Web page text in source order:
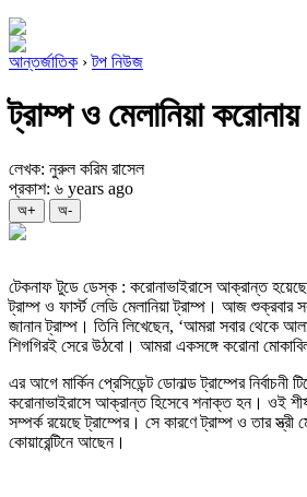
আন্তর্জাতিক ›টপ নিউজ
ট্রাম্প ও মেলানিয়া
লেখক: নুরুল করিম রাসেল
প্রকাশ: ৬ years ago
অ+ অ-
টেকনাফ টুডে ডেস্ক : করোনাভাইরাসে আক্রান্ত হয়েছেন
ট্রাম্প ও ফার্স্ট লেডি মেলানিয়া ট্রাম্প। আজ শুক্রবার
জানান ট্রাম্প। তিনি লিখেছেন, ‘আমরা সবার থেকে
শিগগিরই সেরে উঠবো। আমরা একসঙ্গে করোনা
এর আগে মার্কিন প্রেসিডেন্ট ডোনাল্ড ট্রাম্পের নির্বাচনী
করোনাভাইরাসে আক্রান্ত হিসেবে শনাক্ত হন। ওই
সম্পর্ক রয়েছে ট্রাম্পের। সে কারণে ট্রাম্প ও তার স্ত্রী
কোয়ারেন্টিনে আছেন।